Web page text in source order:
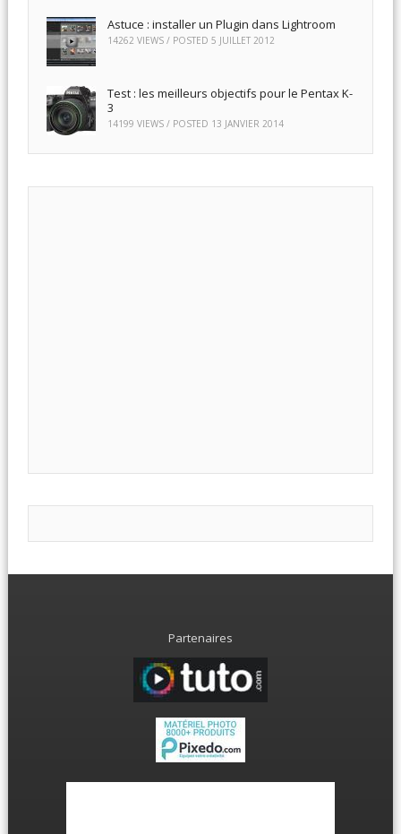
Astuce : installer un Plugin dans Lightroom
14262 VIEWS / POSTED 5 JUILLET 2012
Test : les meilleurs objectifs pour le Pentax K-
3
14199 VIEWS / POSTED 13 JANVIER 2014
Partenaires